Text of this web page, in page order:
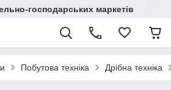
господарських маркетів
Побутова техніка Дрібна техніка